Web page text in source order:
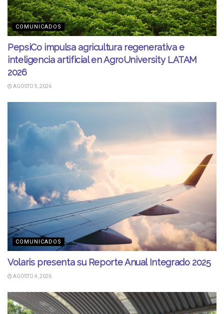
COMUNICADOS
PepsiCo impulsa agricultura regenerativa e
inteligencia artificial en AgroUniversity LATAM
2026
AGOSTO 5, 2026
COMUNICADOS
Volaris presenta su Reporte Anual Integrado 2025
AGOSTO 4, 2026